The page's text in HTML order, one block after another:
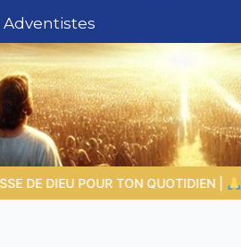
Adventistes
un
Thème 1 : La crainte du Seigneur |